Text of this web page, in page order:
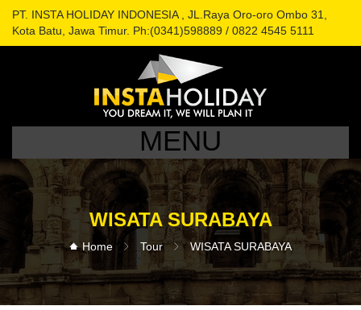
PT. INSTA HOLIDAY INDONESIA , JL.Raya Oro-oro Ombo 31,
Kota Batu, Jawa Timur. Ph:(0341)598889 / 0822 4545 5111
MENU
WISATA SURABAYA
Home Tour WISATA SURABAYA